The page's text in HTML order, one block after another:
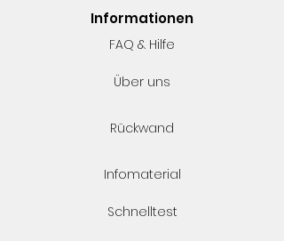
Informationen
FAQ & Hilfe
Über uns
Rückwand
Infomaterial
Schnelltest